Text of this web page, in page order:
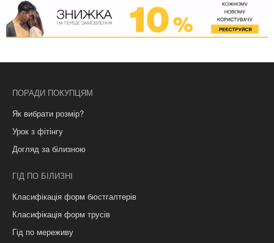
ПОРАДИ ПОКУПЦЯМ
Як вибрати розмір?
Урок з фітінгу
Догляд за білизною
ГІД ПО БІЛИЗНІ
Класифікація форм бюстгалтерів
Класифікація форм трусів
Гід по мереживу